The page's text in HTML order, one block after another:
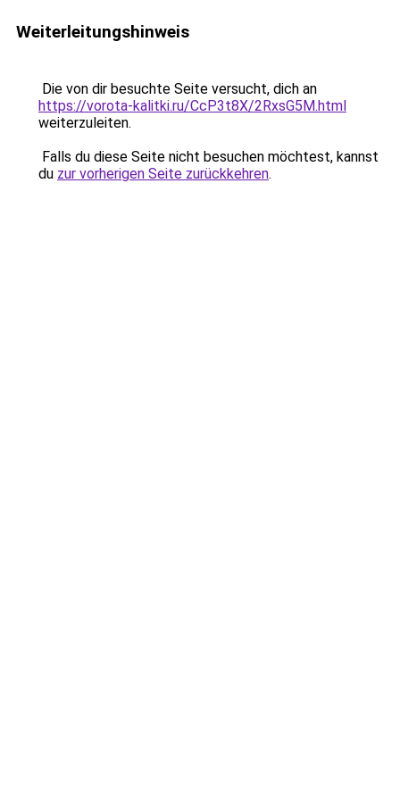
Weiterleitungshinweis
Die von dir besuchte Seite versucht, dich an
https://vorota-kalitki.ru/CcP3t8X/2RxsG5M.html
weiterzuleiten.
Falls du diese Seite nicht besuchen möchtest, kannst
du zur vorherigen Seite zurückkehren.